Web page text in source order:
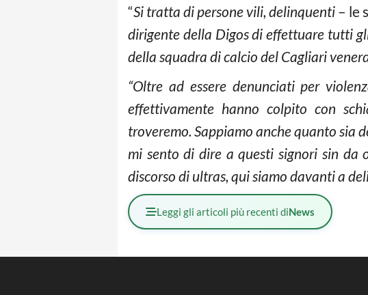
“Si tratta di persone vili, delinquenti – le
dirigente della Digos di effettuare tutti
della squadra di calcio del Cagliari
“Oltre ad essere denunciati per
effettivamente hanno colpito con
troveremo. Sappiamo anche quanto sia
mi sento di dire a questi signori sin da
discorso di ultras, qui siamo davanti a
Leggi gli articoli più recenti diNews